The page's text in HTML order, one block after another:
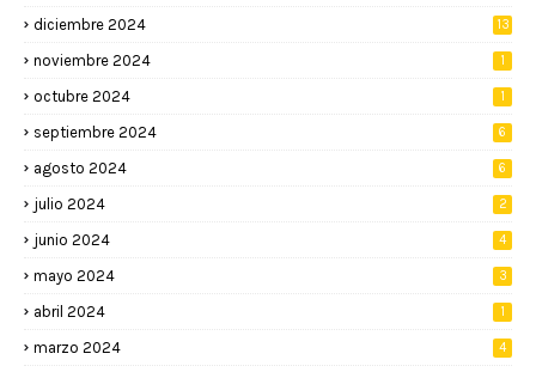
diciembre 2024 13
noviembre 2024 1
octubre 2024 1
septiembre 2024 6
agosto 2024 6
julio 2024 2
junio 2024 4
mayo 2024 3
abril 2024 1
marzo 2024 4